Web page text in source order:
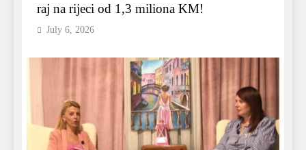
raj na rijeci od 1,3 miliona KM!
July 6, 2026